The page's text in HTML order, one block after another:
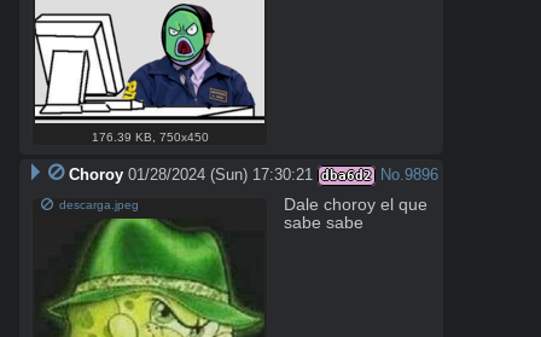
176.39 KB 750x450
Choroy 01/28/2024 (Sun) 17:30:21 dba6d2 No.9896
descarga.jpeg
Dale choroy el que
sabe sabe